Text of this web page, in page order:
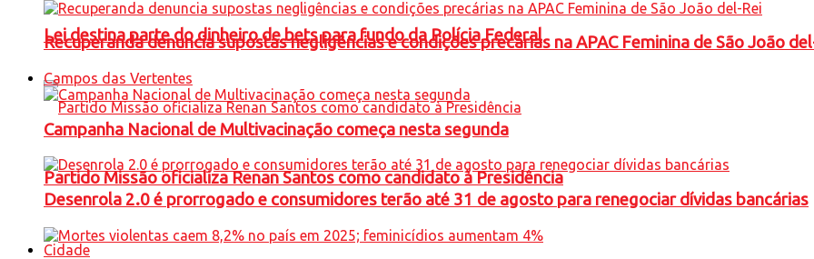
Lei destina parte do dinheiro de bets para fundo da Polícia Federal
Partido Missão oficializa Renan Santos como candidato à Presidência
Cidade
Recuperanda denuncia supostas negligências e condições precárias na APAC Feminina de São João
Campos das Vertentes
Campanha Nacional de Multivacinação começa nesta segunda
Desenrola 2.0 é prorrogado e consumidores terão até 31 de agosto para renegociar dívidas bancárias